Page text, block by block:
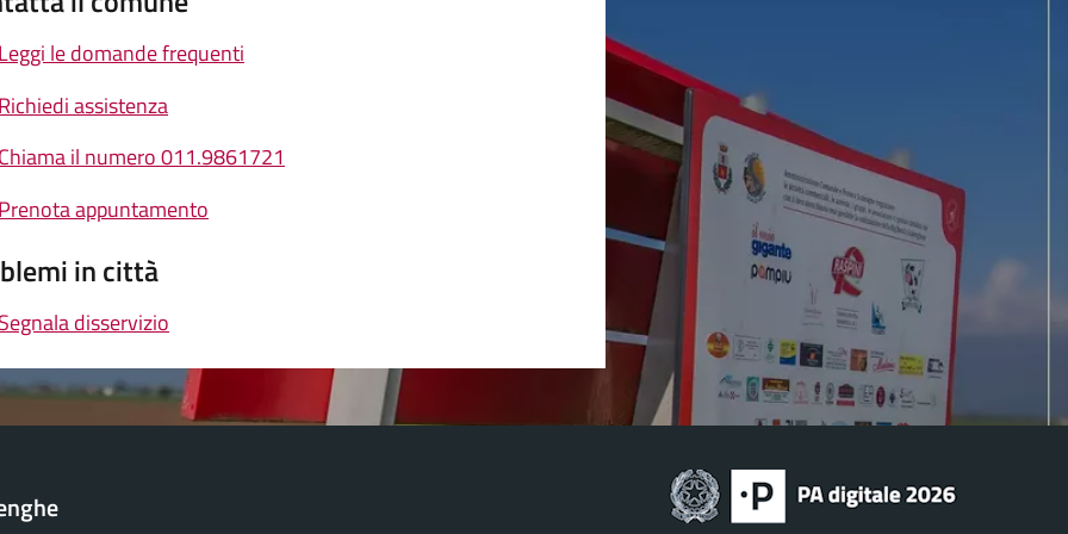
le domande frequenti
assistenza
il numero 011.9861721
appuntamento
in città
disservizio